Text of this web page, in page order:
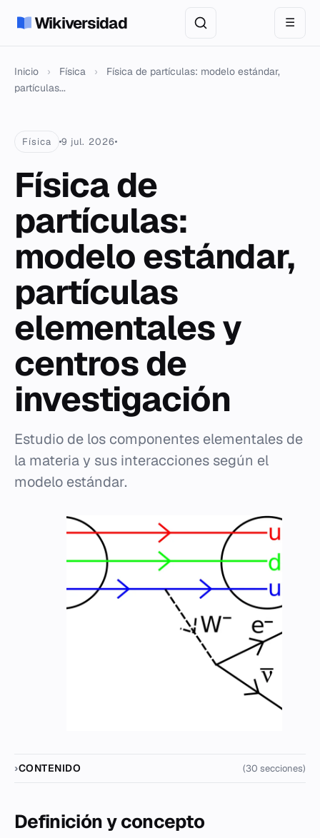
Wikiversidad ☰
Inicio › Física ›
Física de partículas: modelo estándar,
partículas...
Física 9 jul. 2026
Física de
partículas:
modelo estándar,
partículas
elementales y
centros de
investigación
Estudio de los componentes elementales de
la materia y sus interacciones según el
modelo estándar.
CONTENIDO (30 secciones)
Definición y concepto